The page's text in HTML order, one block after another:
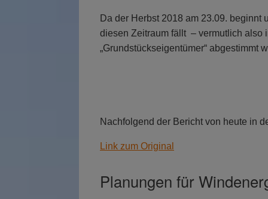
Da der Herbst 2018 am 23.09. beginnt
diesen Zeitraum fällt – vermutlich also
„Grundstückseigentümer“ abgestimmt
Nachfolgend der Bericht von heute in
Link zum Original
Planungen für